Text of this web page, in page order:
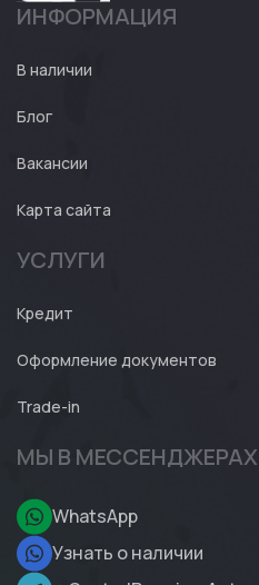
Авто
ИНФОРМАЦИЯ
В наличии
Блог
Вакансии
Карта сайта
УСЛУГИ
Кредит
Оформление документов
Trade-in
МЫ В МЕССЕНДЖЕРАХ
WhatsApp
Узнать о наличии